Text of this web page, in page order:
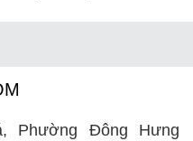
Phường Đông Hưng